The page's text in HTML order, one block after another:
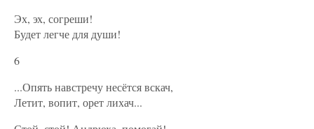
Эх, эх, согреши!
Будет легче для души!
6
...Опять навстречу несётся вскач,
Летит, вопит, орет лихач...